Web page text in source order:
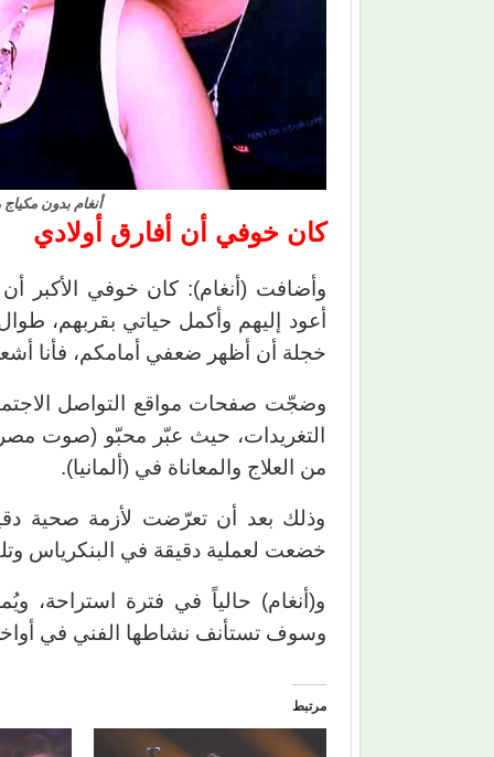
أنغام بدون
كان خوفي أن أفارق أولادي
وأضافت (أنغام): كان خوفي الأكبر
أعود إليهم وأكمل حياتي بقربهم،
خجلة أن أظهر ضعفي أمامكم، فأنا
وضجّت صفحات مواقع التواصل
التغريدات، حيث عبّر محبّو (صوت
من العلاج والمعاناة في (ألمانيا).
وذلك بعد أن تعرّضت لأزمة صحية
خضعت لعملية دقيقة في البنكرياس
و(أنغام) حالياً في فترة استراحة،
وسوف تستأنف نشاطها الفني في
مرتبط